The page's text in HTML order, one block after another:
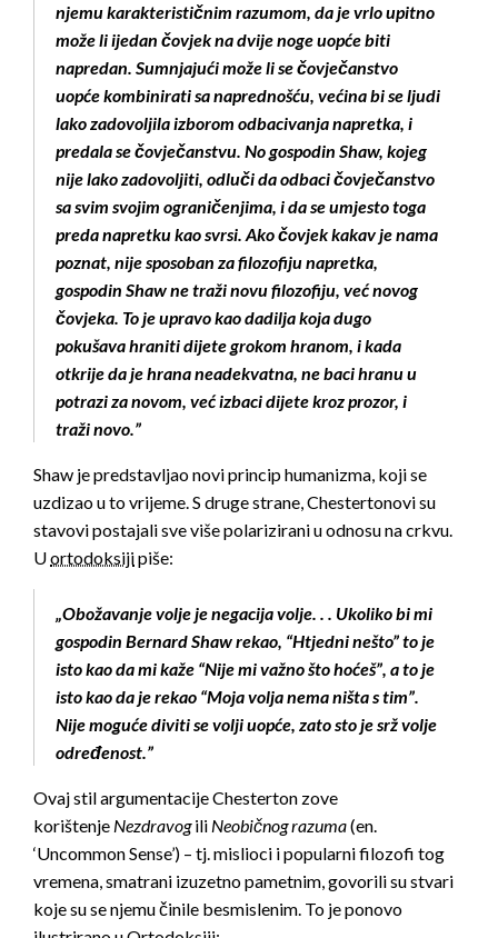
njemu karakterističnim razumom, da je vrlo upitno
može li ijedan čovjek na dvije noge uopće biti
napredan. Sumnjajući može li se čovječanstvo
uopće kombinirati sa naprednošću, većina bi se ljudi
lako zadovoljila izborom odbacivanja napretka, i
predala se čovječanstvu. No gospodin Shaw, kojeg
nije lako zadovoljiti, odluči da odbaci čovječanstvo
sa svim svojim ograničenjima, i da se umjesto toga
preda napretku kao svrsi. Ako čovjek kakav je nama
poznat, nije sposoban za filozofiju napretka,
gospodin Shaw ne traži novu filozofiju, već novog
čovjeka. To je upravo kao dadilja koja dugo
pokušava hraniti dijete grokom hranom, i kada
otkrije da je hrana neadekvatna, ne baci hranu u
potrazi za novom, već izbaci dijete kroz prozor, i
traži novo.”
Shaw je predstavljao novi princip humanizma, koji se
uzdizao u to vrijeme. S druge strane, Chestertonovi su
stavovi postajali sve više polarizirani u odnosu na crkvu.
Uortodoksijipiše:
„Obožavanje volje je negacija volje. . . Ukoliko bi mi
gospodin Bernard Shaw rekao, “Htjedni nešto” to je
isto kao da mi kaže “Nije mi važno što hoćeš”, a to je
isto kao da je rekao “Moja volja nema ništa s tim”.
Nije moguće diviti se volji uopće, zato sto je srž volje
određenost.”
Ovaj stil argumentacije Chesterton zove
korištenje Nezdravogili Neobičnog razuma(en.
‘Uncommon Sense’) – tj. mislioci i popularni filozofi tog
vremena, smatrani izuzetno pametnim, govorili su stvari
koje su se njemu činile besmislenim. To je ponovo